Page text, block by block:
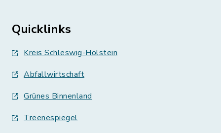
Quicklinks
Kreis Schleswig-Holstein
Abfallwirtschaft
Grünes Binnenland
Treenespiegel